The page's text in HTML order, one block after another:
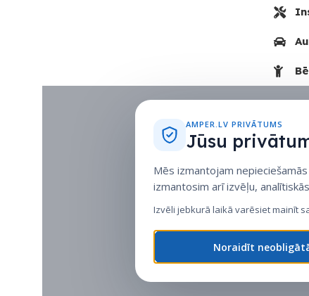
AMPER.LV PRIVĀTUMS
Jūsu
Mēs izmantojam
izmantosim arī izvēļu,
Izvēli jebkurā laikā varēsiet mainīt
Noraidīt